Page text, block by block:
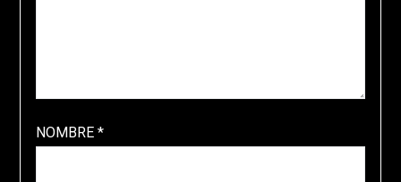
NOMBRE *